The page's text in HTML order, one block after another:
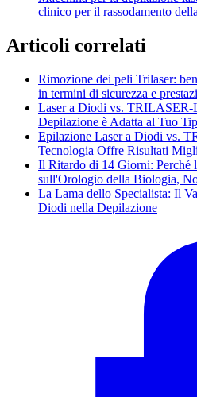
clinico per il rassodamento
Articoli correlati
Rimozione dei peli Trilaser:
in termini di sicurezza e
Laser a Diodi vs. TRILASER-
Depilazione è Adatta al Tuo
Epilazione Laser a Diodi vs.
Tecnologia Offre Risultati
Il Ritardo di 14 Giorni: Perché
sull'Orologio della Biologia,
La Lama dello Specialista: Il
Diodi nella Depilazione